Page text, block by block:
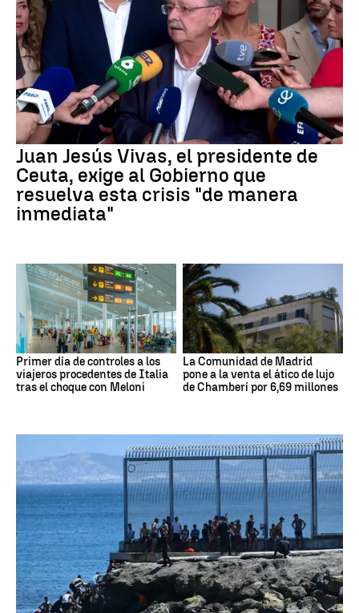
Juan Jesús Vivas, el presidente de
Ceuta, exige al Gobierno que
resuelva esta crisis "de manera
inmediata"
Primer día de controles a los
viajeros procedentes de Italia
tras el choque con Meloni
La Comunidad de Madrid
pone a la venta el ático de lujo
de Chamberí por 6,69 millones
Crisis migratoria Ceuta